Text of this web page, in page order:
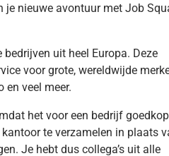
je nieuwe avontuur met Job
uit heel Europa. Deze
voor grote, wereldwijde
en veel meer.
het voor een bedrijf
te verzamelen in plaats
Je hebt dus collega’s uit alle